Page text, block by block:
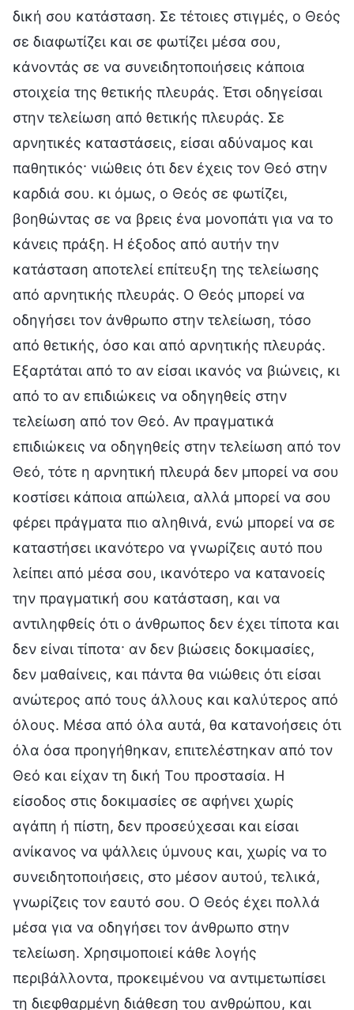
δική σου κατάσταση. Σε τέτοιες στιγμές, ο Θεός
σε διαφωτίζει και σε φωτίζει μέσα σου,
κάνοντάς σε να συνειδητοποιήσεις κάποια
στοιχεία της θετικής πλευράς. Έτσι οδηγείσαι
στην τελείωση από θετικής πλευράς. Σε
αρνητικές καταστάσεις, είσαι αδύναμος και
παθητικός· νιώθεις ότι δεν έχεις τον Θεό στην
καρδιά σου. κι όμως, ο Θεός σε φωτίζει,
βοηθώντας σε να βρεις ένα μονοπάτι για να το
κάνεις πράξη. Η έξοδος από αυτήν την
κατάσταση αποτελεί επίτευξη της τελείωσης
από αρνητικής πλευράς. Ο Θεός μπορεί να
οδηγήσει τον άνθρωπο στην τελείωση, τόσο
από θετικής, όσο και από αρνητικής πλευράς.
Εξαρτάται από το αν είσαι ικανός να βιώνεις, κι
από το αν επιδιώκεις να οδηγηθείς στην
τελείωση από τον Θεό. Αν πραγματικά
επιδιώκεις να οδηγηθείς στην τελείωση από τον
Θεό, τότε η αρνητική πλευρά δεν μπορεί να σου
κοστίσει κάποια απώλεια, αλλά μπορεί να σου
φέρει πράγματα πιο αληθινά, ενώ μπορεί να σε
καταστήσει ικανότερο να γνωρίζεις αυτό που
λείπει από μέσα σου, ικανότερο να κατανοείς
την πραγματική σου κατάσταση, και να
αντιληφθείς ότι ο άνθρωπος δεν έχει τίποτα και
δεν είναι τίποτα· αν δεν βιώσεις δοκιμασίες,
δεν μαθαίνεις, και πάντα θα νιώθεις ότι είσαι
ανώτερος από τους άλλους και καλύτερος από
όλους. Μέσα από όλα αυτά, θα κατανοήσεις ότι
όλα όσα προηγήθηκαν, επιτελέστηκαν από τον
Θεό και είχαν τη δική Του προστασία. Η
είσοδος στις δοκιμασίες σε αφήνει χωρίς
αγάπη ή πίστη, δεν προσεύχεσαι και είσαι
ανίκανος να ψάλλεις ύμνους και, χωρίς να το
συνειδητοποιήσεις, στο μέσον αυτού, τελικά,
γνωρίζεις τον εαυτό σου. Ο Θεός έχει πολλά
μέσα για να οδηγήσει τον άνθρωπο στην
τελείωση. Χρησιμοποιεί κάθε λογής
περιβάλλοντα, προκειμένου να αντιμετωπίσει
τη διεφθαρμένη διάθεση του ανθρώπου, και